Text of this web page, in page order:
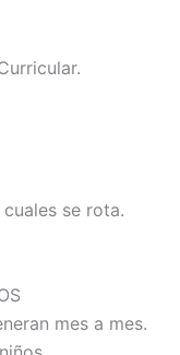
se rota.
mes a mes.